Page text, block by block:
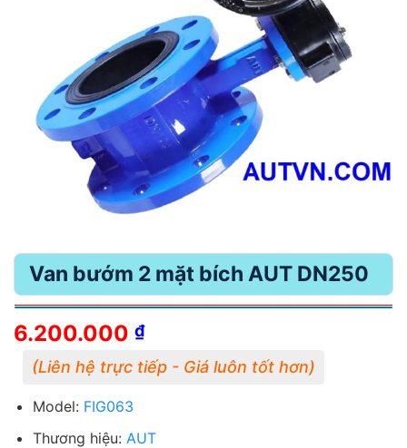
Van bướm 2 mặt bích AUT DN250
6.200.000 ₫
Model: FIG063
Thương hiệu: AUT